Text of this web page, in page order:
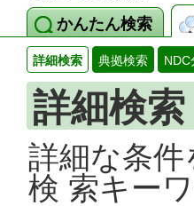
かんたん検索
詳細検索 典拠検索 NDC
詳細検索
詳細な条
検 索キー